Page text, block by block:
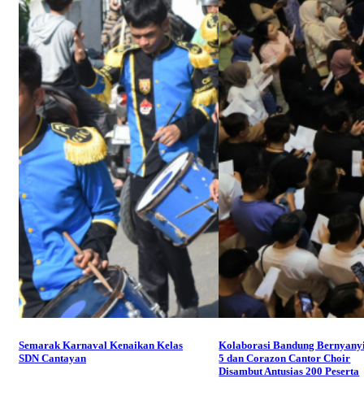
Semarak Karnaval Kenaikan Kelas
SDN Cantayan
Kolaborasi Bandung
5 dan Corazon Cantor Choir
Disambut Antusias 200 Peserta